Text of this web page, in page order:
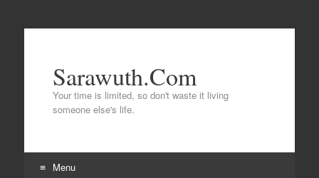
Sarawuth.Com
Your time is limited, so don't waste it living
someone else's life.
Menu